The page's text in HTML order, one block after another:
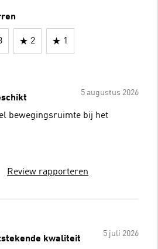
2 1
5 augustus 2026
bewegingsruimte bij het
Review rapporteren
5 juli 2026
kwaliteit